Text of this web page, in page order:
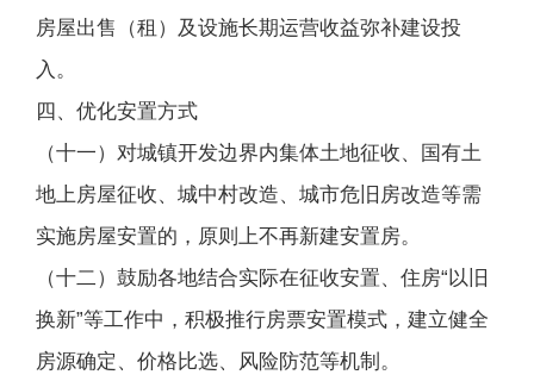
房屋出售（租）及设施长期运营收益弥补建设投
入。
四、优化安置方式
（十一）对城镇开发边界内集体土地征收、国有土
地上房屋征收、城中村改造、城市危旧房改造等需
实施房屋安置的，原则上不再新建安置房。
（十二）鼓励各地结合实际在征收安置、住房“以旧
换新”等工作中，积极推行房票安置模式，建立健全
房源确定、价格比选、风险防范等机制。